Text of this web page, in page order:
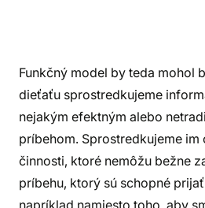
Funkčný model by teda mohol
dieťaťu sprostredkujeme
nejakým efektným alebo
príbehom. Sprostredkujeme
činnosti, ktoré nemôžu bežne
príbehu, ktorý sú schopné